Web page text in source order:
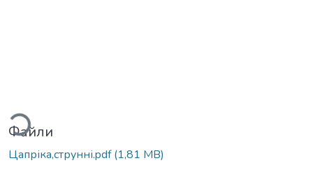
Файли
Цапріка,струнні.pdf(1,81 MB)